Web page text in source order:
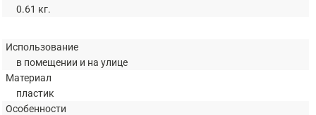
0.61 кг.
Использование
в помещении и на улице
Материал
пластик
Особенности